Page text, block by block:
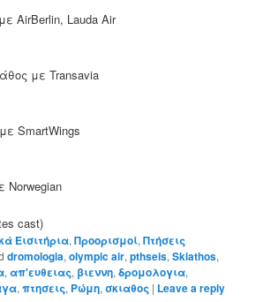
AirBerlin, Lauda Air
με Transavia
SmartWings
Norwegian
cast)
Εισιτήρια,Προορισμοί,Πτήσεις
dromologia,olympic air,pthseis,Skiathos,
,απ'ευθειας, βιεννη,δρομολογια,
,πτησεις, Ρώμη,σκιαθος | Leave a reply